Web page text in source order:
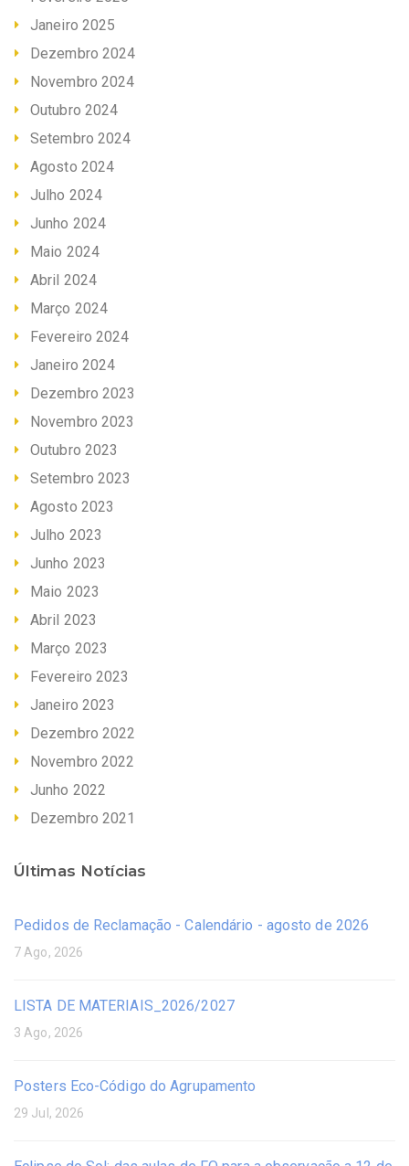
Janeiro 2025
Dezembro 2024
Novembro 2024
Outubro 2024
Setembro 2024
Agosto 2024
Julho 2024
Junho 2024
Maio 2024
Abril 2024
Março 2024
Fevereiro 2024
Janeiro 2024
Dezembro 2023
Novembro 2023
Outubro 2023
Setembro 2023
Agosto 2023
Julho 2023
Junho 2023
Maio 2023
Abril 2023
Março 2023
Fevereiro 2023
Janeiro 2023
Dezembro 2022
Novembro 2022
Junho 2022
Dezembro 2021
Últimas Notícias
Pedidos de Reclamação - Calendário - agosto de 2026
7 Ago, 2026
LISTA DE MATERIAIS_2026/2027
3 Ago, 2026
Posters Eco-Código do Agrupamento
29 Jul, 2026